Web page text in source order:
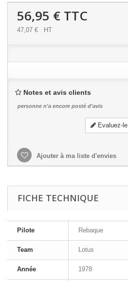
56,95 € TTC
47,07 € HT
Notes et avis clients
personne n'a encore posté d'avis
Evaluez-le
Ajouter à ma liste d'envies
FICHE TECHNIQUE
Pilote Rebaque
Team Lotus
Année 1978